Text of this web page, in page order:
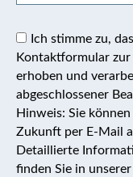
Ich stimme zu,
Kontaktformular
erhoben und
abgeschlossener
Hinweis: Sie
Zukunft per E-Mail
Detaillierte
finden Sie in unserer